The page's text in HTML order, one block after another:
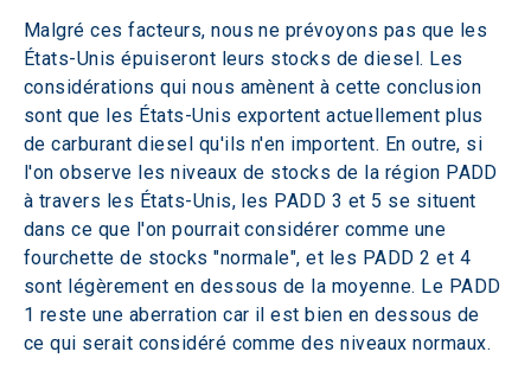
Malgré ces facteurs, nous ne prévoyons pas que les
États-Unis épuiseront leurs stocks de diesel. Les
considérations qui nous amènent à cette conclusion
sont que les États-Unis exportent actuellement plus
de carburant diesel qu'ils n'en importent. En outre, si
l'on observe les niveaux de stocks de la région PADD
à travers les États-Unis, les PADD 3 et 5 se situent
dans ce que l'on pourrait considérer comme une
fourchette de stocks "normale", et les PADD 2 et 4
sont légèrement en dessous de la moyenne. Le PADD
1 reste une aberration car il est bien en dessous de
ce qui serait considéré comme des niveaux normaux.